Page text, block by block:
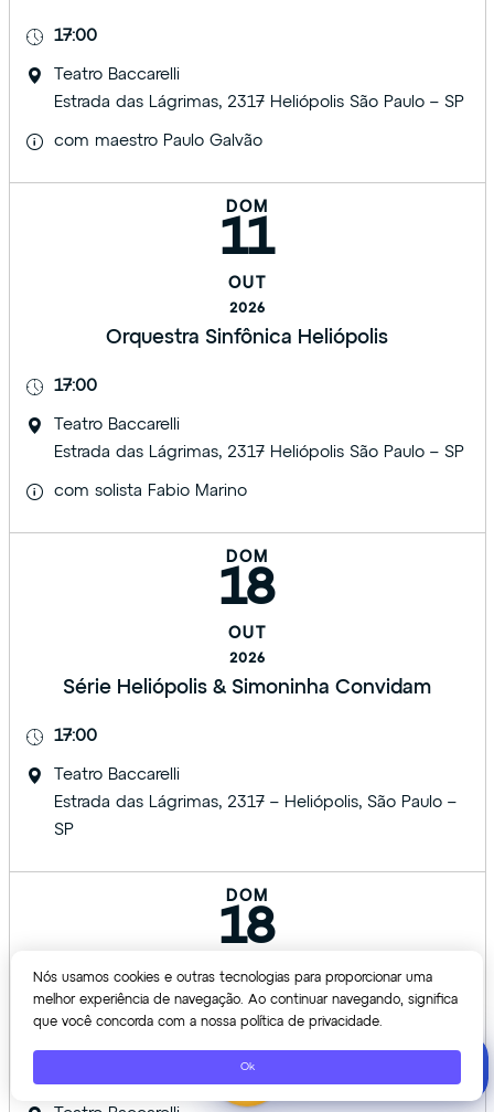
17:00
Teatro Baccarelli
Estrada das Lágrimas, 2317 Heliópolis São Paulo – SP
com maestro Paulo Galvão
DOM
11
OUT
2026
Orquestra Sinfônica Heliópolis
17:00
Teatro Baccarelli
Estrada das Lágrimas, 2317 Heliópolis São Paulo – SP
com solista Fabio Marino
DOM
18
OUT
2026
Série Heliópolis & Simoninha Convidam
17:00
Teatro Baccarelli
Estrada das Lágrimas, 2317 – Heliópolis, São Paulo –
SP
DOM
18
OUT
2026
Orquestra Juvenil Heliópolis
Nós usamos cookies e outras tecnologias para proporcionar uma
melhor experiência de navegação. Ao continuar navegando, significa
que você concorda com a nossa política de privacidade.
Ok